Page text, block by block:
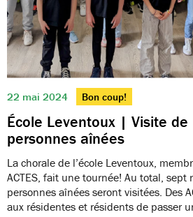
22 mai 2024 Bon coup!
École Leventoux | Visite
personnes aînées
La chorale de l’école Leventoux,
ACTES, fait une tournée! Au total, sept
personnes aînées seront visitées. Des
aux résidentes et résidents de passer